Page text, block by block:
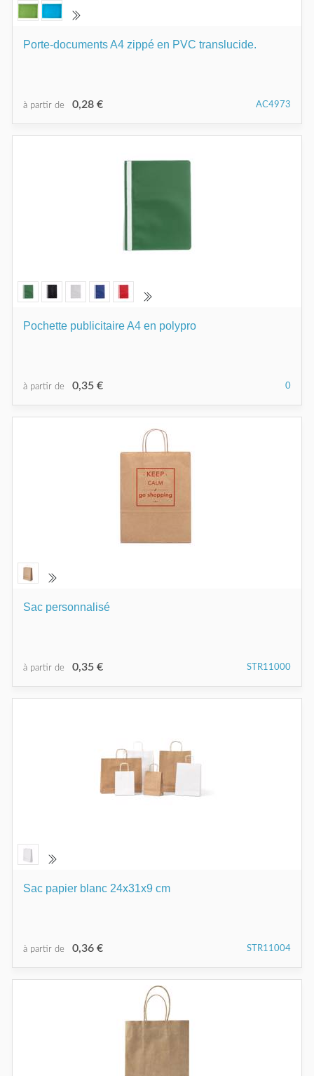
Porte-documents A4 zippé en PVC translucide.
à partir de 0,28 € AC4973
Pochette publicitaire A4 en polypro
à partir de 0,35 € 0
Sac personnalisé
à partir de 0,35 € STR11000
Sac papier blanc 24x31x9 cm
à partir de 0,36 € STR11004